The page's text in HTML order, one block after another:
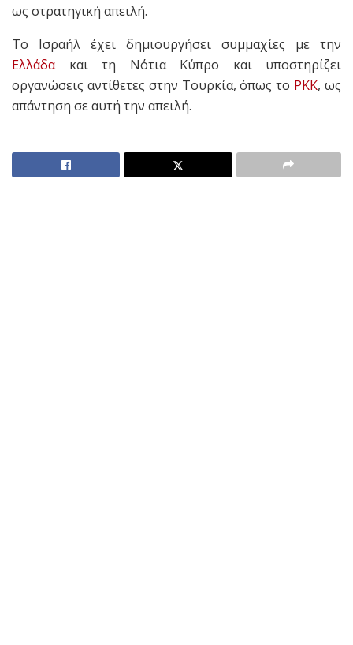
ως στρατηγική απειλή.
Το Ισραήλ έχει δημιουργήσει συμμαχίες με την
Ελλάδακαι τη Νότια Κύπρο και υποστηρίζει
οργανώσεις αντίθετες στην Τουρκία, όπως το PKK, ως
απάντηση σε αυτή την απειλή.